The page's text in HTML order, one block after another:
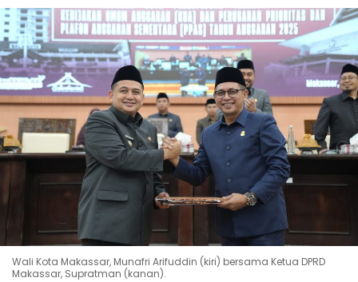
Wali Kota Makassar, Munafri Arifuddin (kiri) bersama Ketua DPRD
Makassar, Supratman (kanan).